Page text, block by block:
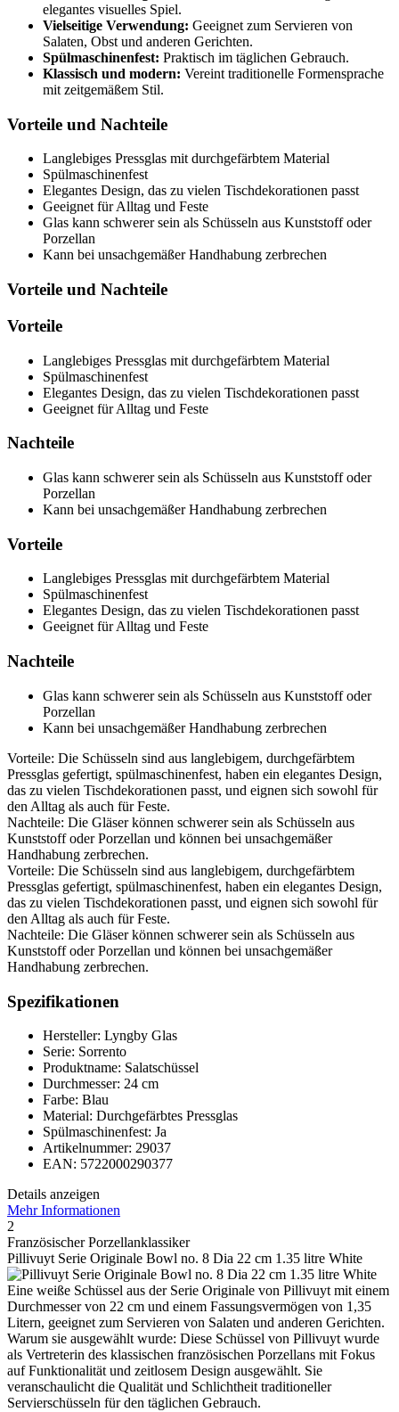
elegantes visuelles Spiel.
Vielseitige Verwendung: Geeignet zum Servieren von
Salaten, Obst und anderen Gerichten.
Spülmaschinenfest: Praktisch im täglichen Gebrauch.
Klassisch und modern: Vereint traditionelle Formensprache
mit zeitgemäßem Stil.
Vorteile und Nachteile
Langlebiges Pressglas mit durchgefärbtem Material
Spülmaschinenfest
Elegantes Design, das zu vielen Tischdekorationen passt
Geeignet für Alltag und Feste
Glas kann schwerer sein als Schüsseln aus Kunststoff oder
Porzellan
Kann bei unsachgemäßer Handhabung zerbrechen
Vorteile und Nachteile
Vorteile
Langlebiges Pressglas mit durchgefärbtem Material
Spülmaschinenfest
Elegantes Design, das zu vielen Tischdekorationen passt
Geeignet für Alltag und Feste
Nachteile
Glas kann schwerer sein als Schüsseln aus Kunststoff oder
Porzellan
Kann bei unsachgemäßer Handhabung zerbrechen
Vorteile
Langlebiges Pressglas mit durchgefärbtem Material
Spülmaschinenfest
Elegantes Design, das zu vielen Tischdekorationen passt
Geeignet für Alltag und Feste
Nachteile
Glas kann schwerer sein als Schüsseln aus Kunststoff oder
Porzellan
Kann bei unsachgemäßer Handhabung zerbrechen
Vorteile: Die Schüsseln sind aus langlebigem, durchgefärbtem
Pressglas gefertigt, spülmaschinenfest, haben ein elegantes Design,
das zu vielen Tischdekorationen passt, und eignen sich sowohl für
den Alltag als auch für Feste.
Nachteile: Die Gläser können schwerer sein als Schüsseln aus
Kunststoff oder Porzellan und können bei unsachgemäßer
Handhabung zerbrechen.
Vorteile: Die Schüsseln sind aus langlebigem, durchgefärbtem
Pressglas gefertigt, spülmaschinenfest, haben ein elegantes Design,
das zu vielen Tischdekorationen passt, und eignen sich sowohl für
den Alltag als auch für Feste.
Nachteile: Die Gläser können schwerer sein als Schüsseln aus
Kunststoff oder Porzellan und können bei unsachgemäßer
Handhabung zerbrechen.
Spezifikationen
Hersteller: Lyngby Glas
Serie: Sorrento
Produktname: Salatschüssel
Durchmesser: 24 cm
Farbe: Blau
Material: Durchgefärbtes Pressglas
Spülmaschinenfest: Ja
Artikelnummer: 29037
EAN: 5722000290377
Details anzeigen
Mehr Informationen
2
Französischer Porzellanklassiker
Pillivuyt Serie Originale Bowl no. 8 Dia 22 cm 1.35 litre White
Eine weiße Schüssel aus der Serie Originale von Pillivuyt mit einem
Durchmesser von 22 cm und einem Fassungsvermögen von 1,35
Litern, geeignet zum Servieren von Salaten und anderen Gerichten.
Warum sie ausgewählt wurde: Diese Schüssel von Pillivuyt wurde
als Vertreterin des klassischen französischen Porzellans mit Fokus
auf Funktionalität und zeitlosem Design ausgewählt. Sie
veranschaulicht die Qualität und Schlichtheit traditioneller
Servierschüsseln für den täglichen Gebrauch.